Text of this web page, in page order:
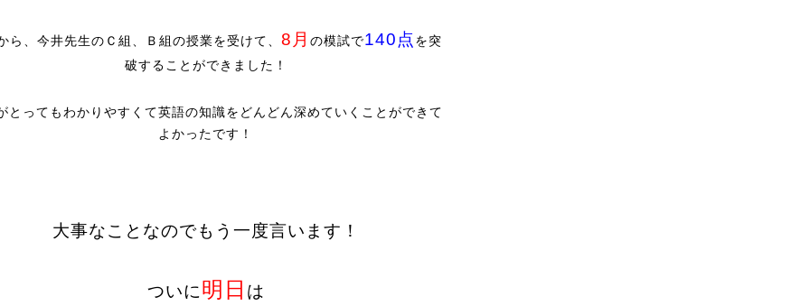
ら、今井先生のＣ組、Ｂ組の授業を受けて、 8月 の模試で140点 を突
破することができました！
とってもわかりやすくて英語の知識をどんどん深めていくことができて
よかったです！
大事なことなのでもう一度言います！
ついに明日 は